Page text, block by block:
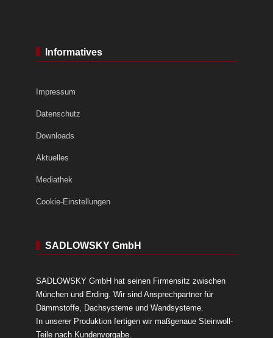
Informatives
Impressum
Datenschutz
Downloads
Aktuelles
Mediathek
Cookie-Einstellungen
SADLOWSKY GmbH
SADLOWSKY GmbH hat seinen Firmensitz zwischen
München und Erding. Wir sind Ansprechpartner für
Dämmstoffe, Dachsysteme und Wandsysteme.
In unserer Produktion fertigen wir maßgenaue Steinwoll-
Teile nach Kundenvorgabe.